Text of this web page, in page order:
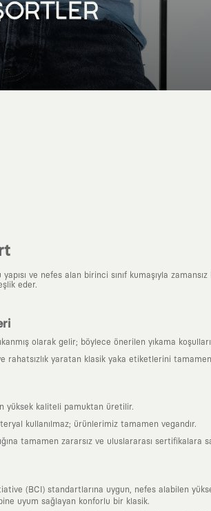
ve nefes alan birinci sınıf kumaşıyla
eder.
olarak gelir; böylece önerilen yıkama
rahatsızlık yaratan klasik yaka etiketlerini
yüksek kaliteli pamuktan üretilir.
kullanılmaz; ürünlerimiz tamamen vegandır.
tamamen zararsız ve uluslararası sertifikalara
(BCI) standartlarına uygun, nefes alabilen
uyum sağlayan konforlu bir klasik.